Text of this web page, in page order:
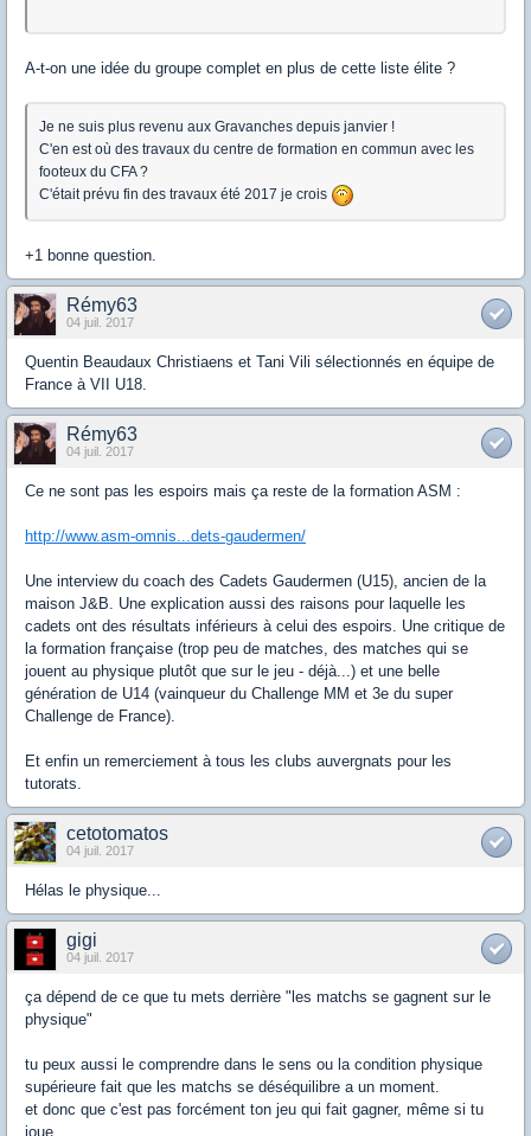
A-t-on une idée du groupe complet en plus de cette liste élite ?
Je ne suis plus revenu aux Gravanches depuis janvier !
C'en est où des travaux du centre de formation en commun avec les
footeux du CFA ?
C'était prévu fin des travaux été 2017 je crois
+1 bonne question.
Rémy63
04 juil. 2017
Quentin Beaudaux Christiaens et Tani Vili sélectionnés en équipe de
France à VII U18.
Rémy63
04 juil. 2017
Ce ne sont pas les espoirs mais ça reste de la formation ASM :
http://www.asm-omnis...dets-gaudermen/
Une interview du coach des Cadets Gaudermen (U15), ancien de la
maison J&B. Une explication aussi des raisons pour laquelle les
cadets ont des résultats inférieurs à celui des espoirs. Une critique de
la formation française (trop peu de matches, des matches qui se
jouent au physique plutôt que sur le jeu - déjà...) et une belle
génération de U14 (vainqueur du Challenge MM et 3e du super
Challenge de France).
Et enfin un remerciement à tous les clubs auvergnats pour les
tutorats.
cetotomatos
04 juil. 2017
Hélas le physique...
gigi
04 juil. 2017
ça dépend de ce que tu mets derrière "les matchs se gagnent sur le
physique"
tu peux aussi le comprendre dans le sens ou la condition physique
supérieure fait que les matchs se déséquilibre a un moment.
et donc que c'est pas forcément ton jeu qui fait gagner, même si tu
joue...